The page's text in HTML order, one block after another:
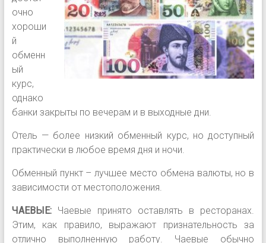
очно
хороши
й
обменн
ый
курс,
однако
банки закрыты по вечерам и в выходные дни.
Отель — более низкий обменный курс, но доступный
практически в любое время дня и ночи.
Обменный пункт – лучшее место обмена валюты, но в
зависимости от местоположения.
ЧАЕВЫЕ: Чаевые принято оставлять в ресторанах.
Этим, как правило, выражают признательность за
отлично выполненную работу. Чаевые обычно